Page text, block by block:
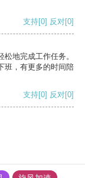
支持[0] 反对[0]
地完成工作任务。
班，有更多的时间陪
支持[0] 反对[0]